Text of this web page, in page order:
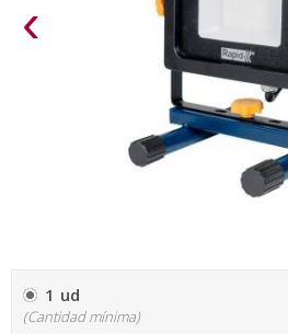
‹
1 ud
(Cantidad mínima)